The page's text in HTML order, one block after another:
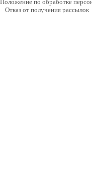
Отказ от получения рассылок